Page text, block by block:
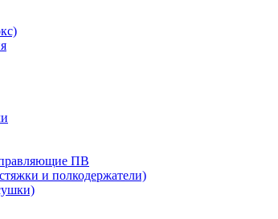
ПВ
и полкодержатели)